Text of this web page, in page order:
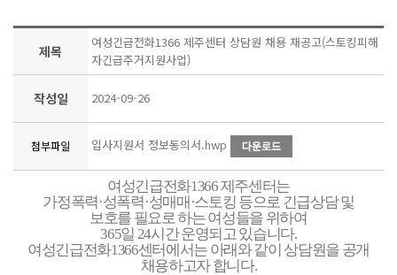
제목
여성긴급전화1366 제주센터 상담원 채용 재공고(스토킹피해
자긴급주거지원사업)
작성일 2024-09-26
첨부파일 입사지원서 정보동의서.hwp
여성긴급전화1366제주센터는
가정폭력·성폭력·성매매 ·스토킹 등으로 긴급상담 및
보호를 필요로 하는 여성들을 위하여
365일 24시간 운영되고 있습니다.
여성긴급전화1366센터에서는 아래와 같이 상담원을 공개
채용하고자 합니다.